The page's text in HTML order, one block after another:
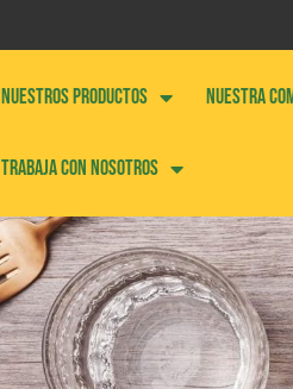
NUESTROS PRODUCTOS NUESTRA
Trabaja con nosotros